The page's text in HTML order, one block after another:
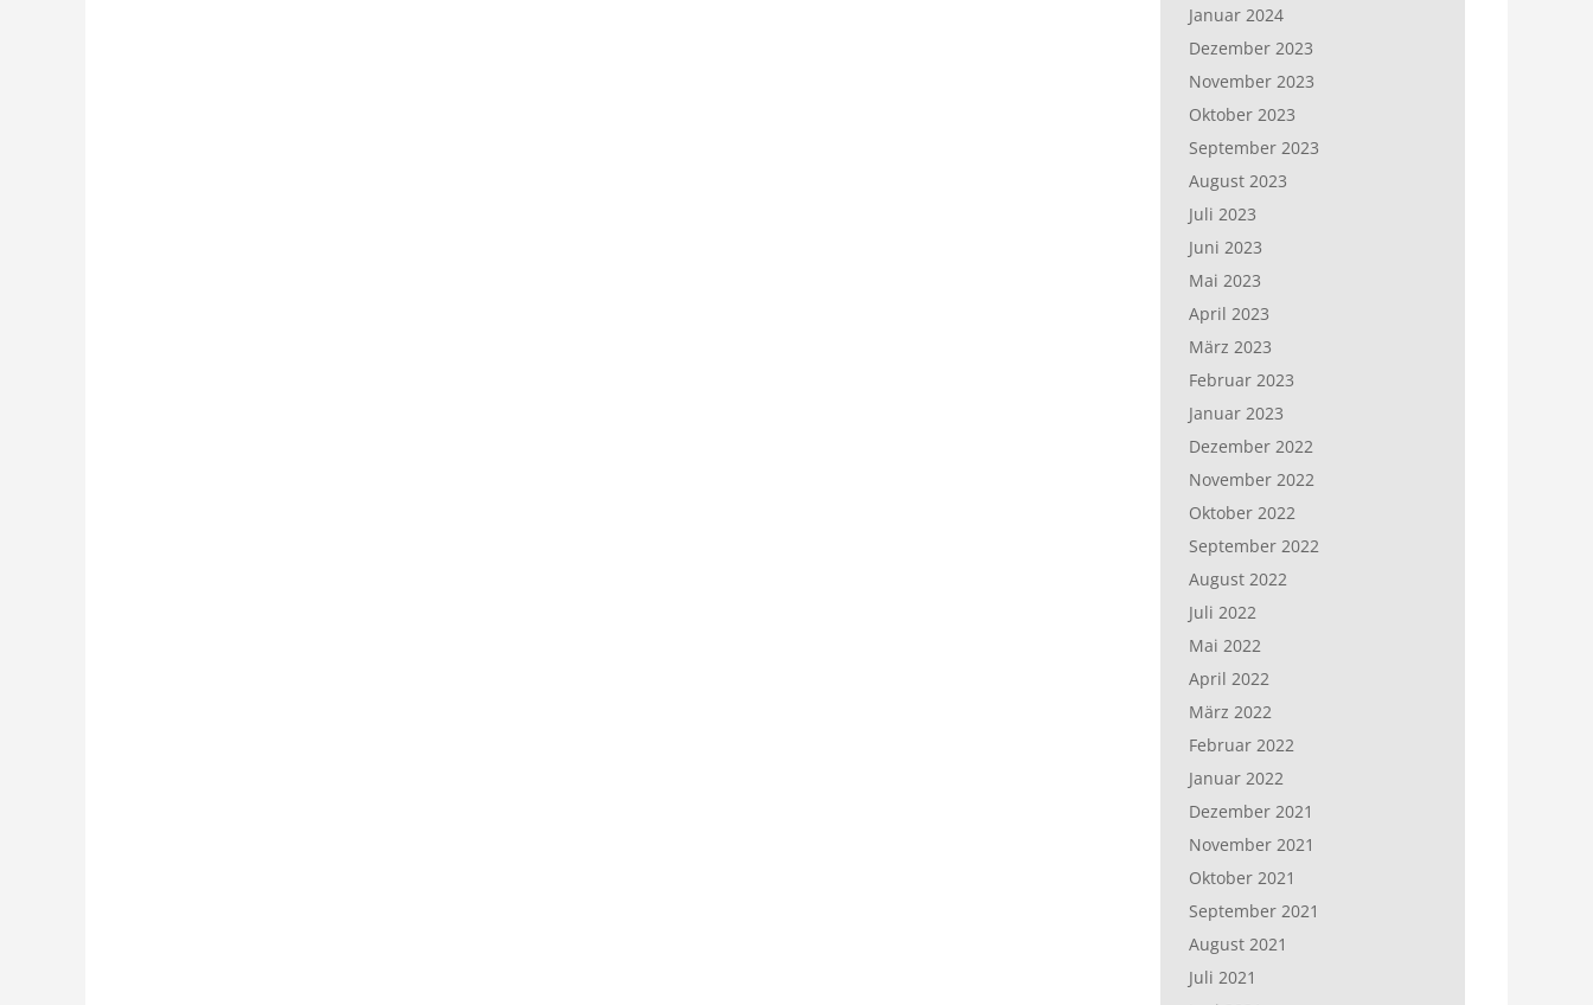
Januar 2024
Dezember 2023
November 2023
Oktober 2023
September 2023
August 2023
Juli 2023
Juni 2023
Mai 2023
April 2023
März 2023
Februar 2023
Januar 2023
Dezember 2022
November 2022
Oktober 2022
September 2022
August 2022
Juli 2022
Mai 2022
April 2022
März 2022
Februar 2022
Januar 2022
Dezember 2021
November 2021
Oktober 2021
September 2021
August 2021
Juli 2021